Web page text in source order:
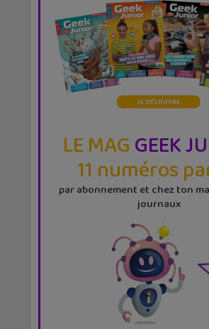
LE MAGGEEK
11 numéros
par abonnement et chez ton
journaux